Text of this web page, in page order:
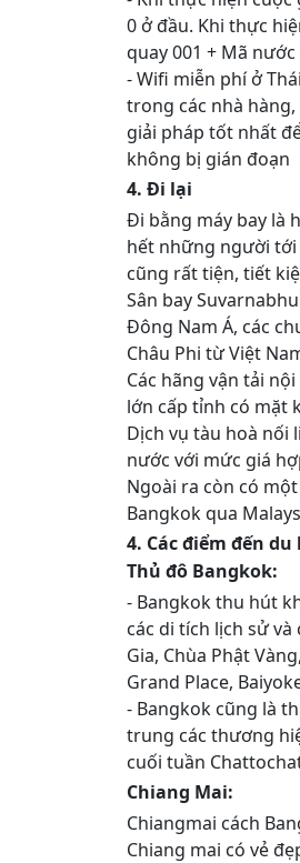
0 ở đầu. Khi thực
quay 001 + Mã
- Wifi miễn phí ở
trong các nhà
giải pháp tốt nhất
không bị gián đoạn
4. Đi lại
Đi bằng máy bay là
hết những người tới
cũng rất tiện, tiết
Sân bay
Đông Nam Á, các
Châu Phi từ Việt
Các hãng vận tải
lớn cấp tỉnh có mặt
Dịch vụ tàu hoà nối
nước với mức giá
Ngoài ra còn có
Bangkok qua
4. Các điểm đến
Thủ đô Bangkok:
- Bangkok thu hút
các di tích lịch sử
Gia, Chùa Phật
Grand Place,
- Bangkok cũng là
trung các thương
cuối tuần
Chiang Mai:
Chiangmai cách
Chiang mai có vẻ